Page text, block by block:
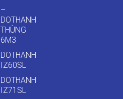
–
DOTHANH
THÙNG
6M3
DOTHANH
IZ60SL
DOTHANH
IZ71SL